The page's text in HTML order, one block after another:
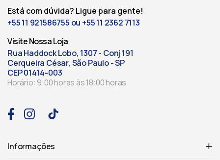
Está com dúvida? Ligue para gente!
+55 11 921586755 ou +55 11 2362 7113
Visite Nossa Loja
Rua Haddock Lobo, 1307 - Conj 191
Cerqueira César, São Paulo - SP
CEP 01414-003
Horário: 9:00 horas às 18:00 horas
Informações